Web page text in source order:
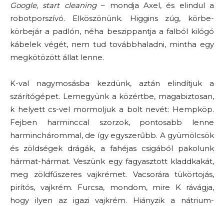
Google, start cleaning– mondja Axel, és elindul a
robotporszívó. Elköszönünk. Higgins zúg, körbe-
körbejár a padlón, néha beszippantja a falból kilógó
kábelek végét, nem tud továbbhaladni, mintha egy
megkötözött állat lenne.
K-val nagymosásba kezdünk, aztán elindítjuk a
szárítógépet. Lemegyünk a közértbe, magabiztosan,
k helyett cs-vel mormoljuk a bolt nevét: Hempköp.
Fejben harminccal szorzok, pontosabb lenne
harminchárommal, de így egyszerűbb. A gyümölcsök
és zöldségek drágák, a fahéjas csigából pakolunk
hármat-hármat. Veszünk egy fagyasztott kladdkakát,
meg zöldfűszeres vajkrémet. Vacsorára tükörtojás,
pirítós, vajkrém. Furcsa, mondom, mire K rávágja,
hogy ilyen az igazi vajkrém. Hiányzik a nátrium-